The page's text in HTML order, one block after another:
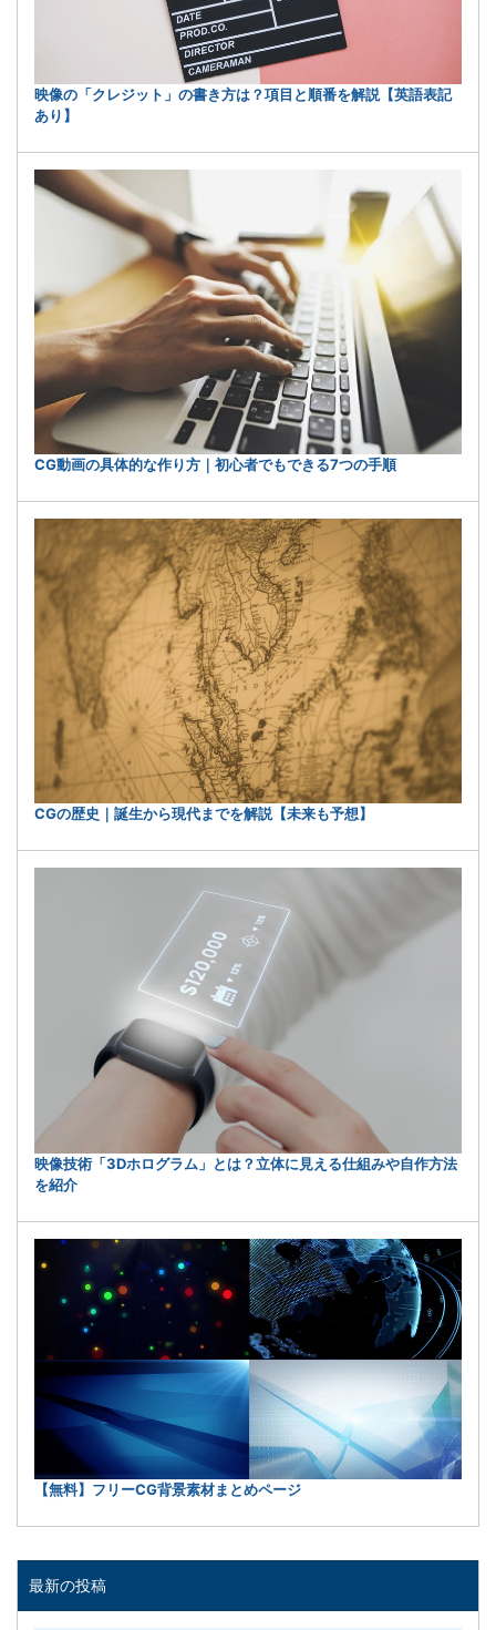
映像の「クレジット」の書き方は？項目と順番を解説【英語表記
あり】
CG動画の具体的な作り方｜初心者でもできる7つの手順
CGの歴史｜誕生から現代までを解説【未来も予想】
映像技術「3Dホログラム」とは？立体に見える仕組みや自作方法
を紹介
【無料】フリーCG背景素材まとめページ
最新の投稿